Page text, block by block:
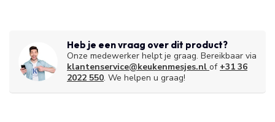
Heb je een vraag over dit product?
Onze medewerker helpt je graag. Bereikbaar via
klantenservice@keukenmesjes.nl of +31 36
2022 550. We helpen u graag!